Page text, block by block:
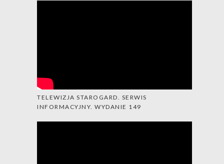
TELEWIZJA STAROGARD. SERWIS
INFORMACYJNY. WYDANIE 149